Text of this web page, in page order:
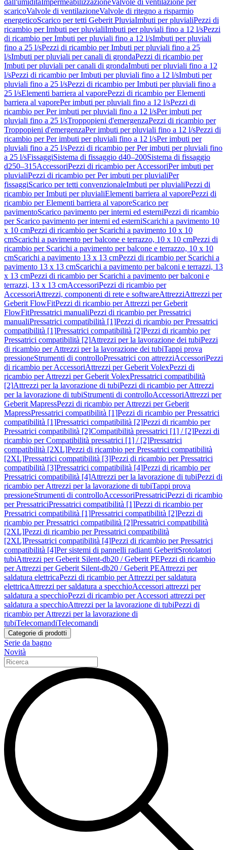
dall'umiditàImpermeabilizzazioneValvole di ventilazione per
scaricoValvole di ventilazioneValvole di ritegno a risparmio
energeticoScarico per tetti Geberit PluviaImbuti per pluvialiPezzi di
ricambio per Imbuti per pluvialiImbuti per pluviali fino a 12 l/sPezzi
di ricambio per Imbuti per pluviali fino a 12 l/sImbuti per pluviali
fino a 25 l/sPezzi di ricambio per Imbuti per pluviali fino a 25
l/sImbuti per pluviali per canali di grondaPezzi di ricambio per
Imbuti per pluviali per canali di grondaImbuti per pluviali fino a 12
l/sPezzi di ricambio per Imbuti per pluviali fino a 12 l/sImbuti per
pluviali fino a 25 l/sPezzi di ricambio per Imbuti per pluviali fino a
25 l/sElementi barriera al vaporePezzi di ricambio per Elementi
barriera al vaporePer imbuti per pluviali fino a 12 l/sPezzi di
ricambio per Per imbuti per pluviali fino a 12 l/sPer imbuti per
pluviali fino a 25 l/sTroppopieni d'emergenzaPezzi di ricambio per
Troppopieni d'emergenzaPer imbuti per pluviali fino a 12 l/sPezzi di
ricambio per Per imbuti per pluviali fino a 12 l/sPer imbuti per
pluviali fino a 25 l/sPezzi di ricambio per Per imbuti per pluviali fino
a 25 l/sFissaggiSistema di fissaggio d40–200Sistema di fissaggio
d250–315AccessoriPezzi di ricambio per AccessoriPer imbuti per
pluvialiPezzi di ricambio per Per imbuti per pluvialiPer
fissaggiScarico per tetti convenzionaleImbuti per pluvialiPezzi di
ricambio per Imbuti per pluvialiElementi barriera al vaporePezzi di
ricambio per Elementi barriera al vaporeScarico per
pavimentoScarico pavimento per interni ed esterniPezzi di ricambio
per Scarico pavimento per interni ed esterniScarichi a pavimento 10
x 10 cmPezzi di ricambio per Scarichi a pavimento 10 x 10
cmScarichi a pavimento per balcone e terrazzo, 10 x 10 cmPezzi di
ricambio per Scarichi a pavimento per balcone e terrazzo, 10 x 10
cmScarichi a pavimento 13 x 13 cmPezzi di ricambio per Scarichi a
pavimento 13 x 13 cmScarichi a pavimento per balconi e terrazzi, 13
x 13 cmPezzi di ricambio per Scarichi a pavimento per balconi e
terrazzi, 13 x 13 cmAccessoriPezzi di ricambio per
AccessoriAttrezzi, componenti di rete e softwareAttrezziAttrezzi per
Geberit FlowFitPezzi di ricambio per Attrezzi per Geberit
FlowFitPressatrici manualiPezzi di ricambio per Pressatrici
manualiPressatrici compatibilità [1]Pezzi di ricambio per Pressatrici
compatibilità [1]Pressatrici compatibilità [2]Pezzi di ricambio per
Pressatrici compatibilità [2]Attrezzi per la lavorazione dei tubiPezzi
di ricambio per Attrezzi per la lavorazione dei tubiTappi prova
pressioneStrumenti di controlloPressatrici con attrezziAccessoriPezzi
di ricambio per AccessoriAttrezzi per Geberit VolexPezzi di
ricambio per Attrezzi per Geberit VolexPressatrici compatibilità
[2]Attrezzi per la lavorazione di tubiPezzi di ricambio per Attrezzi
per la lavorazione di tubiStrumenti di controlloAccessoriAttrezzi per
Geberit MapressPezzi di ricambio per Attrezzi per Geberit
MapressPressatrici compatibilità [1]Pezzi di ricambio per Pressatrici
compatibilità [1]Pressatrici compatibilità [2]Pezzi di ricambio per
Pressatrici compatibilità [2]Compatibilità pressatrici [1] / [2]Pezzi di
ricambio per Compatibilità pressatrici [1] / [2]Pressatrici
compatibilità [2XL]Pezzi di ricambio per Pressatrici compatibilità
[2XL]Pressatrici compatibilità [3]Pezzi di ricambio per Pressatrici
compatibilità [3]Pressatrici compatibilità [4]Pezzi di ricambio per
Pressatrici compatibilità [4]Attrezzi per la lavorazione di tubiPezzi di
ricambio per Attrezzi per la lavorazione di tubiTappi prova
pressioneStrumenti di controlloAccessoriPressatriciPezzi di ricambio
per PressatriciPressatrici compatibilità [1]Pezzi di ricambio per
Pressatrici compatibilità [1]Pressatrici compatibilità [2]Pezzi di
ricambio per Pressatrici compatibilità [2]Pressatrici compatibilità
[2XL]Pezzi di ricambio per Pressatrici compatibilità
[2XL]Pressatrici compatibilità [4]Pezzi di ricambio per Pressatrici
compatibilità [4]Per sistemi di pannelli radianti GeberitSrotolatori
tubiAttrezzi per Geberit Silent-db20 / Geberit PEPezzi di ricambio
per Attrezzi per Geberit Silent-db20 / Geberit PEAttrezzi per
saldatura elettricaPezzi di ricambio per Attrezzi per saldatura
elettricaAttrezzi per saldatura a specchioAccessori attrezzi per
saldatura a specchioPezzi di ricambio per Accessori attrezzi per
saldatura a specchioAttrezzi per la lavorazione di tubiPezzi di
ricambio per Attrezzi per la lavorazione di
tubiTelecomandiTelecomandi
Categorie di prodotti
Serie da bagno
Novità